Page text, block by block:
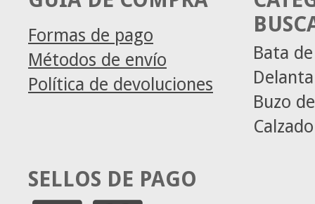
Formas de pago
Métodos de envío
Política de devoluciones
Bata
Buzo
SELLOS DE PAGO